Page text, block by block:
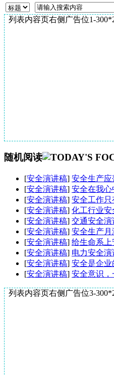
列表内容页右侧广告位1-
随机阅读
[安全演讲稿] 安全生产应
[安全演讲稿] 安全在我心
[安全演讲稿] 安全工作只
[安全演讲稿] 化工行业
[安全演讲稿] 交通安全
[安全演讲稿] 安全生产
[安全演讲稿] 给生命系上
[安全演讲稿] 电力安全
[安全演讲稿] 安全是企业
[安全演讲稿] 安全意识
列表内容页右侧广告位3-